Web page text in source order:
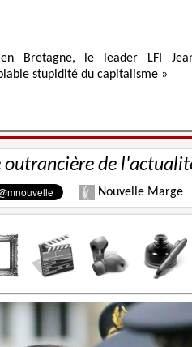
Bretagne, le leader LFI
stupidité du capitalisme »
outrancière de
Nouvelle Marge